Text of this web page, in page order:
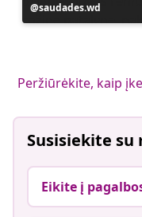
Įrašą
paskelbė
saudades.wd
Peržiūrėkite, kaip
Susisiekite su
Eikite į